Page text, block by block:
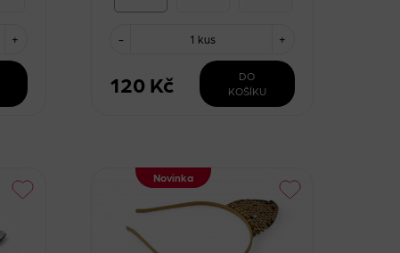
+ - +
1 kus
120 Kč
DO
KOŠÍKU
Novinka